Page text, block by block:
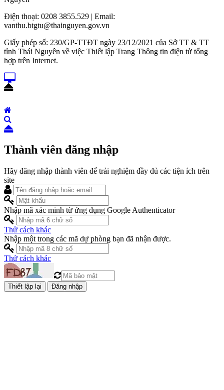
Điện thoại: 0208 3855.529 | Email:
vanthu.btgtu@thainguyen.gov.vn
Giấy phép số: 230/GP-TTĐT ngày 23/12/2021 của Sở TT & TT
tỉnh Thái Nguyên về việc Thiết lập Trang Thông tin điện tử tổng
hợp trên Internet.
Thành viên đăng nhập
Hãy đăng nhập thành viên để trải nghiệm đầy đủ các tiện ích trên
site
Nhập mã xác minh từ ứng dụng Google Authenticator
Thử cách khác
Nhập một trong các mã dự phòng bạn đã nhận được.
Thử cách khác
Đăng nhập